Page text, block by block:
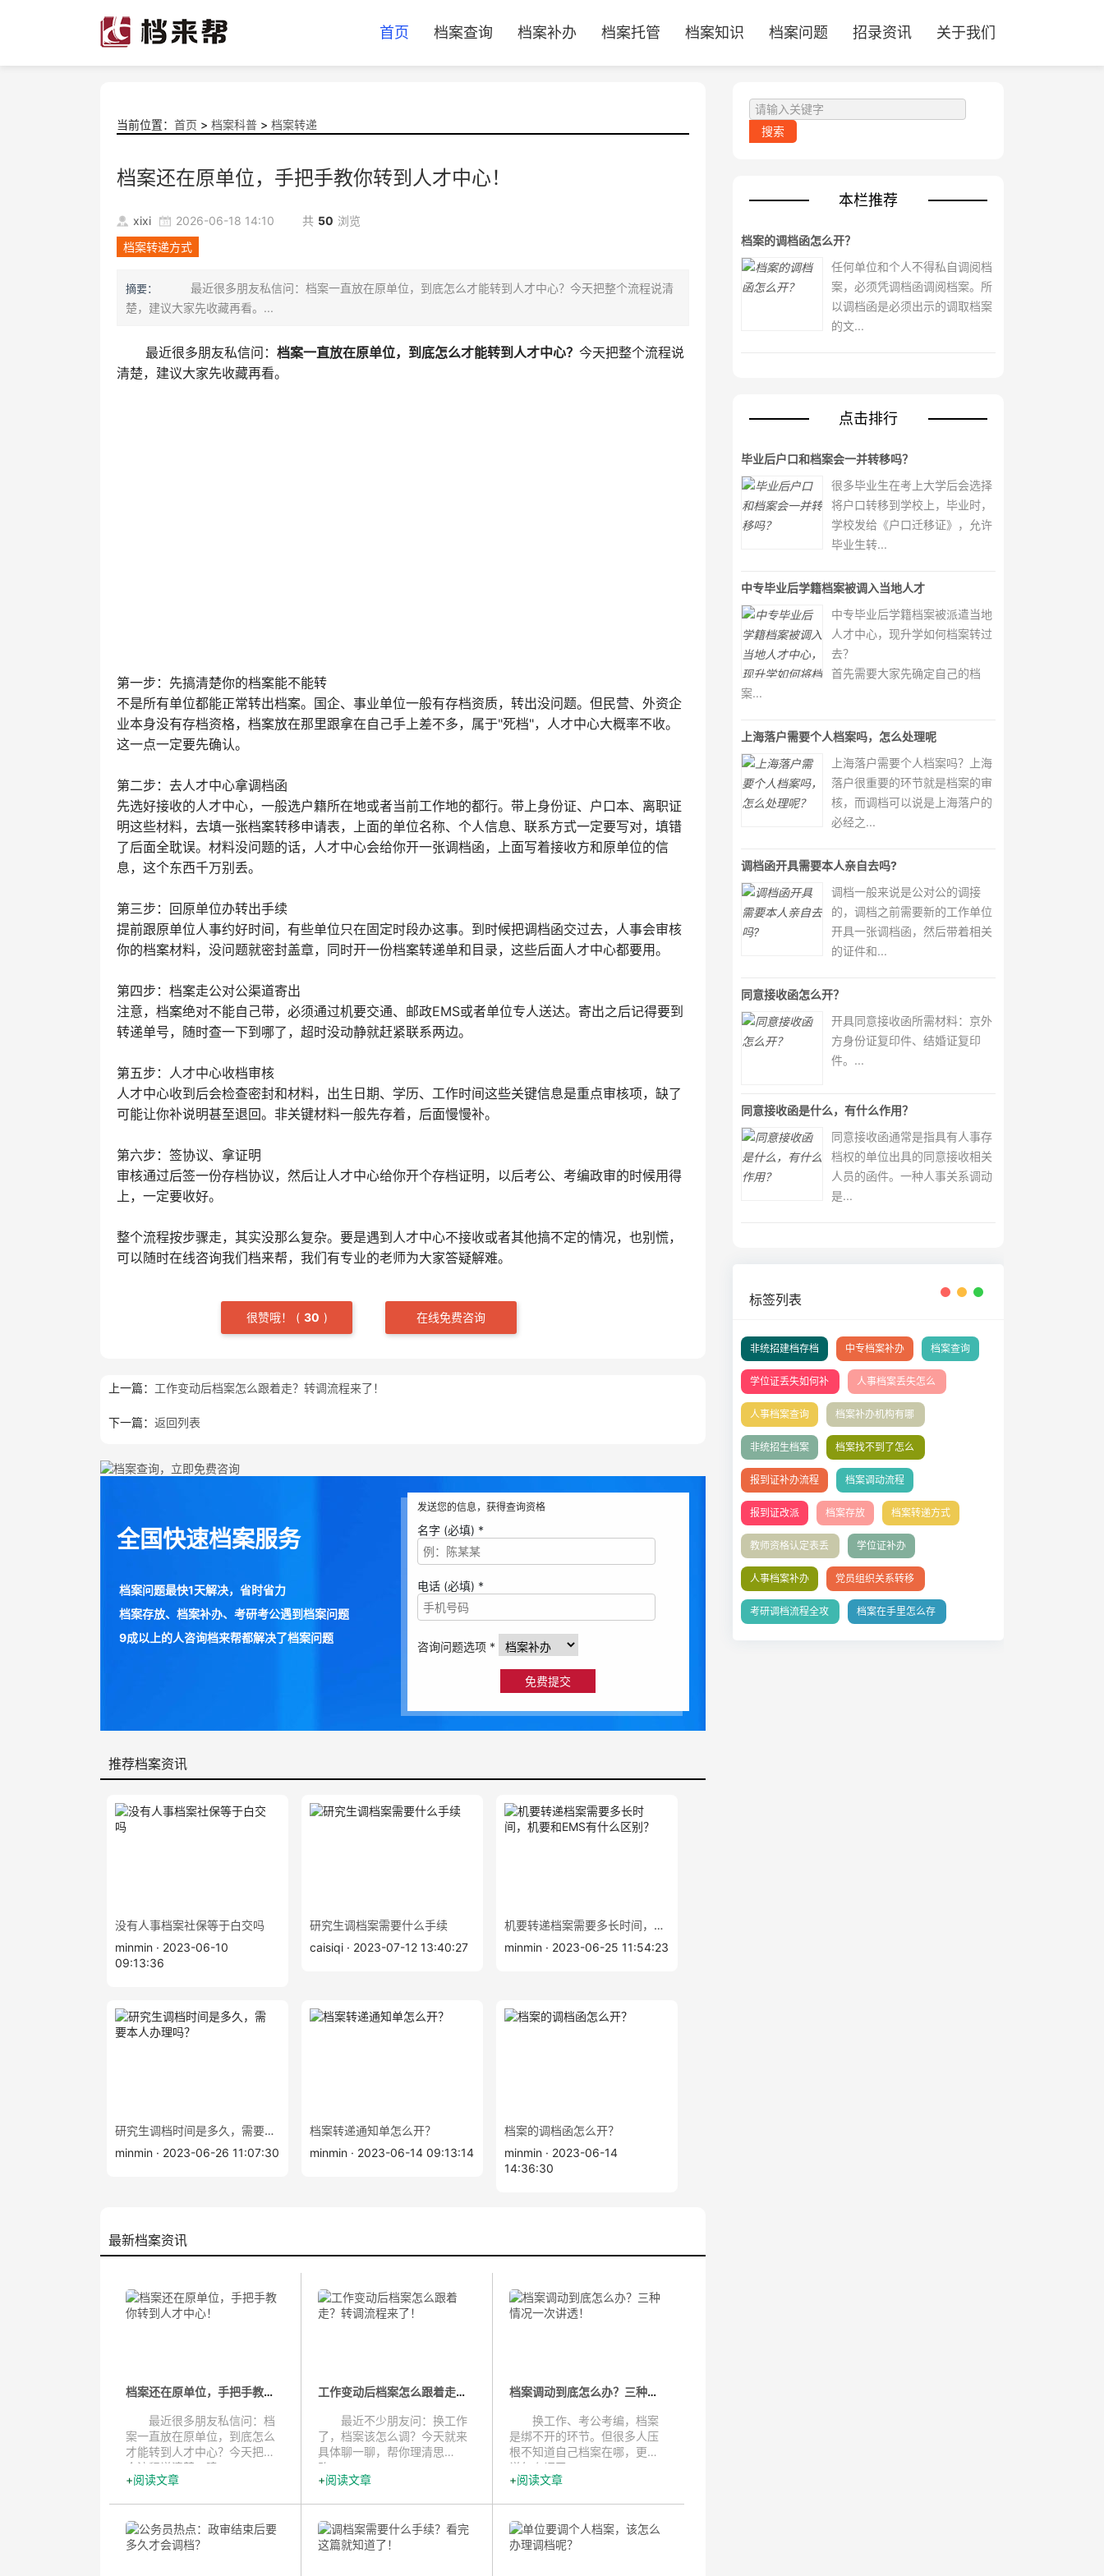
首页 档案查询 档案补办 档案托管 档案知识 档案问题 招录资讯 关于我们
当前位置： 首页 > 档案科普 > 档案转递
档案还在原单位，手把手教你转到人才中心！
xixi 2026-06-18 14:10 共 50 浏览
档案转递方式
摘要：
最近很多朋友私信问：档案一直放在原单位，到底怎么才能转到人才中心？今天把整个流程说清
楚，建议大家先收藏再看。...
最近很多朋友私信问： 档案一直放在原单位，到底怎么才能转到人才中心？ 今天把整个流程说
清楚，建议大家先收藏再看。
第一步：先搞清楚你的档案能不能转
不是所有单位都能正常转出档案。国企、事业单位一般有存档资质，转出没问题。但民营、外资企
业本身没有存档资格，档案放在那里跟拿在自己手上差不多，属于"死档"，人才中心大概率不收。
这一点一定要先确认。
第二步：去人才中心拿调档函
先选好接收的人才中心，一般选户籍所在地或者当前工作地的都行。带上身份证、户口本、离职证
明这些材料，去填一张档案转移申请表，上面的单位名称、个人信息、联系方式一定要写对，填错
了后面全耽误。材料没问题的话，人才中心会给你开一张调档函，上面写着接收方和原单位的信
息，这个东西千万别丢。
第三步：回原单位办转出手续
提前跟原单位人事约好时间，有些单位只在固定时段办这事。到时候把调档函交过去，人事会审核
你的档案材料，没问题就密封盖章，同时开一份档案转递单和目录，这些后面人才中心都要用。
第四步：档案走公对公渠道寄出
注意，档案绝对不能自己带，必须通过机要交通、邮政EMS或者单位专人送达。寄出之后记得要到
转递单号，随时查一下到哪了，超时没动静就赶紧联系两边。
第五步：人才中心收档审核
人才中心收到后会检查密封和材料，出生日期、学历、工作时间这些关键信息是重点审核项，缺了
可能让你补说明甚至退回。非关键材料一般先存着，后面慢慢补。
第六步：签协议、拿证明
审核通过后签一份存档协议，然后让人才中心给你开个存档证明，以后考公、考编政审的时候用得
上，一定要收好。
整个流程按步骤走，其实没那么复杂。要是遇到人才中心不接收或者其他搞不定的情况，也别慌，
可以随时在线咨询我们档来帮，我们有专业的老师为大家答疑解难。
很赞哦！ ( 30 ) 在线免费咨询
上一篇： 工作变动后档案怎么跟着走？转调流程来了！
下一篇： 返回列表
全国快速档案服务
档案问题最快1天解决，省时省力
档案存放、档案补办、考研考公遇到档案问题
9成以上的人咨询档来帮都解决了档案问题
发送您的信息，获得查询资格
名字 (必填) *
电话 (必填) *
咨询问题选项 *
推荐档案资讯
没有人事档案社保等于白交吗
minmin · 2023-06-10
09:13:36
研究生调档案需要什么手续
caisiqi · 2023-07-12 13:40:27
机要转递档案需要多长时间，机要和EMS有什么区别？
minmin · 2023-06-25 11:54:23
研究生调档时间是多久，需要本人办理吗？
minmin · 2023-06-26 11:07:30
档案转递通知单怎么开？
minmin · 2023-06-14 09:13:14
档案的调档函怎么开？
minmin · 2023-06-14
14:36:30
最新档案资讯
档案还在原单位，手把手教你转到人...
最近很多朋友私信问：档
案一直放在原单位，到底怎么
才能转到人才中心？今天把整
个流程说清楚，建...
阅读文章
工作变动后档案怎么跟着走？转调流...
最近不少朋友问：换工作
了，档案该怎么调？今天就来
具体聊一聊，帮你理清思
路。...
阅读文章
档案调动到底怎么办？三种情况一次...
换工作、考公考编，档案
是绑不开的环节。但很多人压
根不知道自己档案在哪，更别
说怎么调了。...
阅读文章
本栏推荐
档案的调档函怎么开？
任何单位和个人不得私自调阅档
案，必须凭调档函调阅档案。所
以调档函是必须出示的调取档案
的文...
点击排行
毕业后户口和档案会一并转移吗？
很多毕业生在考上大学后会选择
将户口转移到学校上，毕业时，
学校发给《户口迁移证》，允许
毕业生转...
中专毕业后学籍档案被调入当地人才
中专毕业后学籍档案被派遣当地
人才中心，现升学如何档案转过
去？
首先需要大家先确定自己的档
案...
上海落户需要个人档案吗，怎么处理呢
上海落户需要个人档案吗？上海
落户很重要的环节就是档案的审
核，而调档可以说是上海落户的
必经之...
调档函开具需要本人亲自去吗?
调档一般来说是公对公的调接
的，调档之前需要新的工作单位
开具一张调档函，然后带着相关
的证件和...
同意接收函怎么开？
开具同意接收函所需材料：京外
方身份证复印件、结婚证复印
件。...
同意接收函是什么，有什么作用？
同意接收函通常是指具有人事存
档权的单位出具的同意接收相关
人员的函件。一种人事关系调动
是...
标签列表
非统招建档存档 中专档案补办 档案查询
学位证丢失如何补
办？
人事档案丢失怎么
补办
人事档案查询
档案补办机构有哪
些
非统招生档案
档案找不到了怎么
办
报到证补办流程
档案调动流程
报到证改派 档案存放 档案转递方式
教师资格认定表丢
失补办
学位证补办
人事档案补办
党员组织关系转移
全流程指南
考研调档流程全攻
档案在手里怎么存